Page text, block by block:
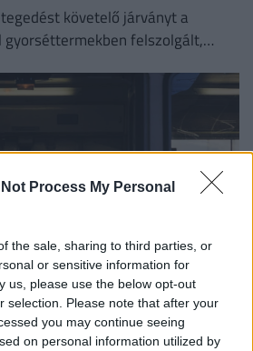
Not Process My Personal
the sale, sharing to third parties, or
or sensitive information for
us, please use the below opt-out
selection. Please note that after your
you may continue seeing
on personal information utilized by
követelő járványt a
gyorséttermekben felszolgált,
a pokoli hőségben: ide
magyarok a gyilkos kánikula